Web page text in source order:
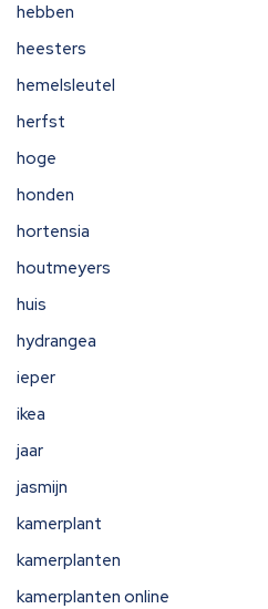
hebben
heesters
hemelsleutel
herfst
hoge
honden
hortensia
houtmeyers
huis
hydrangea
ieper
ikea
jaar
jasmijn
kamerplant
kamerplanten
kamerplanten online